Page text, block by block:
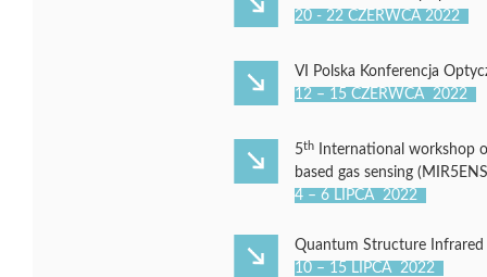
20 - 22 CZERWCA 2022
VI Polska Konferencja
12 – 15 CZERWCA 2022
5th
International workshop
based gas sensing
4 – 6 LIPCA 2022
Quantum Structure Infrared
10 – 15 LIPCA 2022